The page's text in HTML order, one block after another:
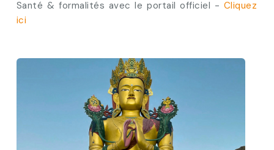
Santé & formalités avec le portail officiel - Cliquez
ici